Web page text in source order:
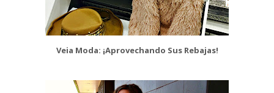
Veia Moda: ¡Aprovechando Sus Rebajas!